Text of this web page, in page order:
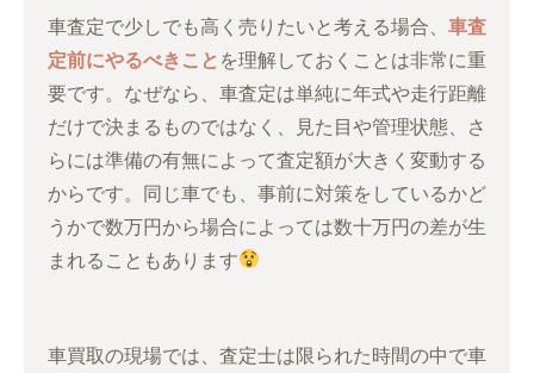
車査定で少しでも高く売りたいと考える場合、 車査
定前にやるべきこと を理解しておくことは非常に重
要です。なぜなら、車査定は単純に年式や走行距離
だけで決まるものではなく、見た目や管理状態、さ
らには準備の有無によって査定額が大きく変動する
からです。同じ車でも、事前に対策をしているかど
うかで数万円から場合によっては数十万円の差が生
まれることもあります
車買取の現場では、査定士は限られた時間の中で車